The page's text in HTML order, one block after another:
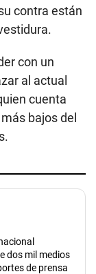
contra están
con un
al actual
cuenta
bajos del
dos mil medios
de prensa